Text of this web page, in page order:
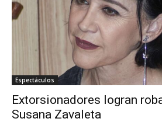
Espectáculos
Extorsionadores logran
Susana Zavaleta